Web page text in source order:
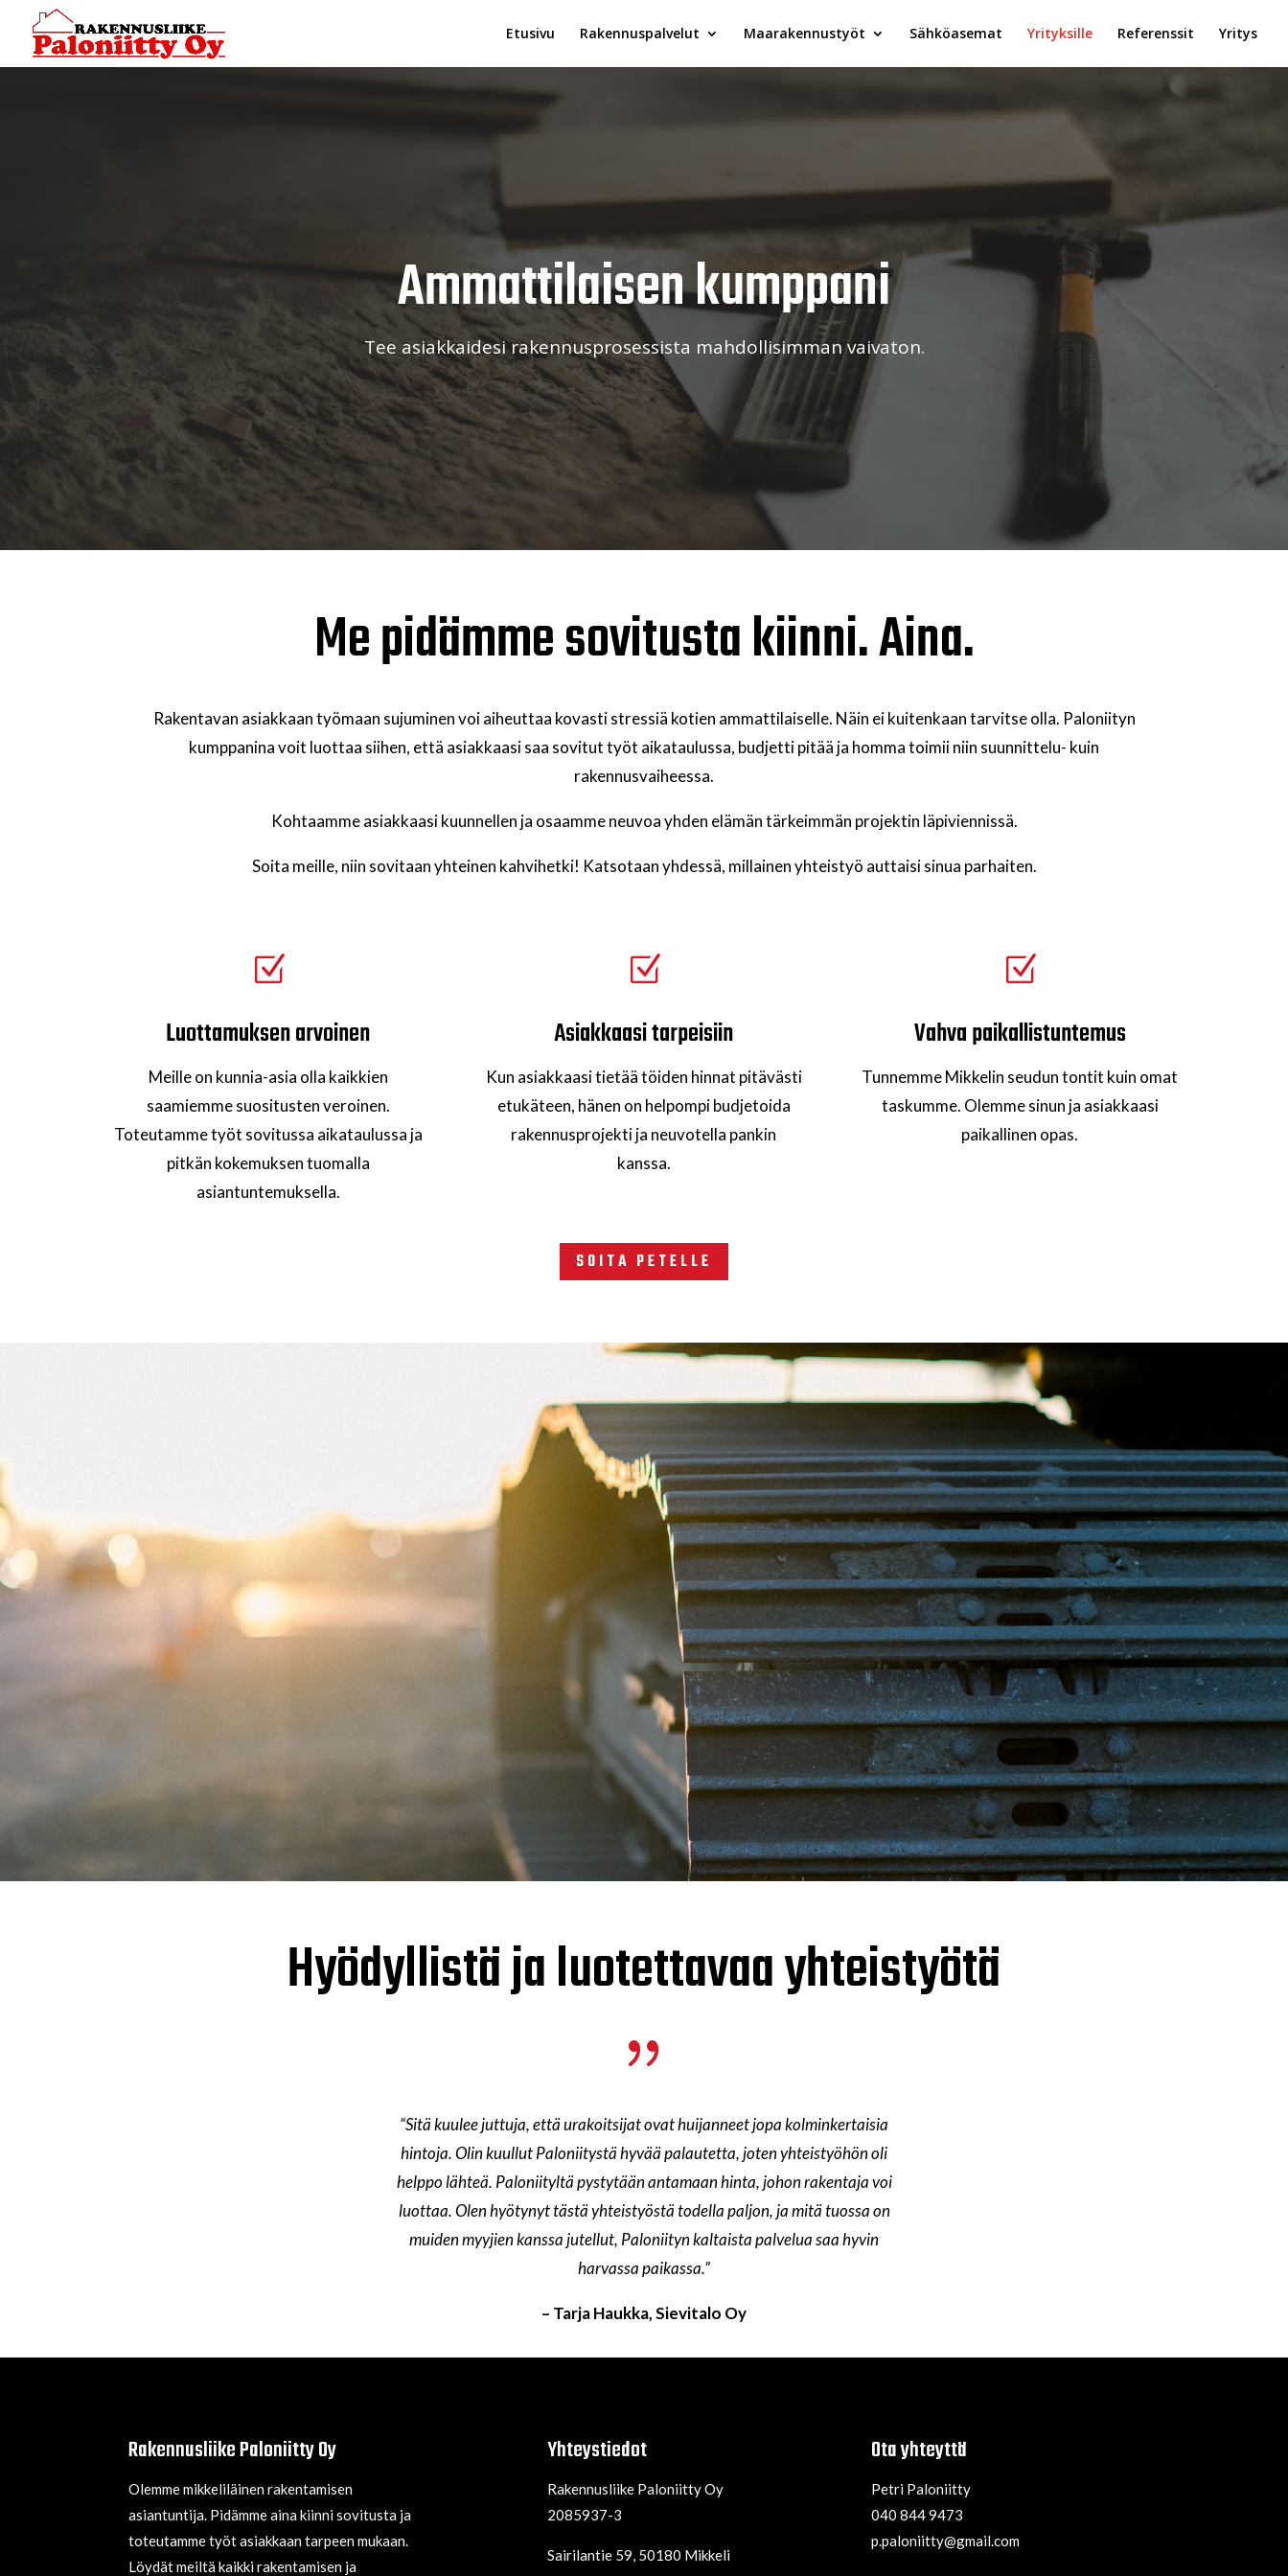
Etusivu Rakennuspalvelut Maarakennustyöt Sähköasemat Yrityksille Referenssit Yritys
Ammattilaisen kumppani
Tee asiakkaidesi rakennusprosessista mahdollisimman vaivaton.
Me pidämme sovitusta kiinni. Aina.
Rakentavan asiakkaan työmaan sujuminen voi aiheuttaa kovasti stressiä kotien ammattilaiselle. Näin ei kuitenkaan tarvitse olla. Paloniityn
kumppanina voit luottaa siihen, että asiakkaasi saa sovitut työt aikataulussa, budjetti pitää ja homma toimii niin suunnittelu- kuin
rakennusvaiheessa.
Kohtaamme asiakkaasi kuunnellen ja osaamme neuvoa yhden elämän tärkeimmän projektin läpiviennissä.
Soita meille, niin sovitaan yhteinen kahvihetki! Katsotaan yhdessä, millainen yhteistyö auttaisi sinua parhaiten.
Z
Luottamuksen arvoinen
Meille on kunnia-asia olla kaikkien
saamiemme suositusten veroinen.
Toteutamme työt sovitussa aikataulussa ja
pitkän kokemuksen tuomalla
asiantuntemuksella.
Z
Asiakkaasi tarpeisiin
Kun asiakkaasi tietää töiden hinnat pitävästi
etukäteen, hänen on helpompi budjetoida
rakennusprojekti ja neuvotella pankin
kanssa.
Z
Vahva paikallistuntemus
Tunnemme Mikkelin seudun tontit kuin omat
taskumme. Olemme sinun ja asiakkaasi
paikallinen opas.
SOITA PETELLE
Hyödyllistä ja luotettavaa yhteistyötä
{
“Sitä kuulee juttuja, että urakoitsijat ovat huijanneet jopa kolminkertaisia
hintoja. Olin kuullut Paloniitystä hyvää palautetta, joten yhteistyöhön oli
helppo lähteä. Paloniityltä pystytään antamaan hinta, johon rakentaja voi
luottaa. Olen hyötynyt tästä yhteistyöstä todella paljon, ja mitä tuossa on
muiden myyjien kanssa jutellut, Paloniityn kaltaista palvelua saa hyvin
harvassa paikassa.”
– Tarja Haukka, Sievitalo Oy
Rakennusliike Paloniitty Oy
Olemme mikkeliläinen rakentamisen
asiantuntija. Pidämme aina kiinni sovitusta ja
toteutamme työt asiakkaan tarpeen mukaan.
Löydät meiltä kaikki rakentamisen ja
Yhteystiedot
Rakennusliike Paloniitty Oy
2085937-3
Sairilantie 59, 50180 Mikkeli
Ota yhteyttä
Petri Paloniitty
040 844 9473
p.paloniitty@gmail.com